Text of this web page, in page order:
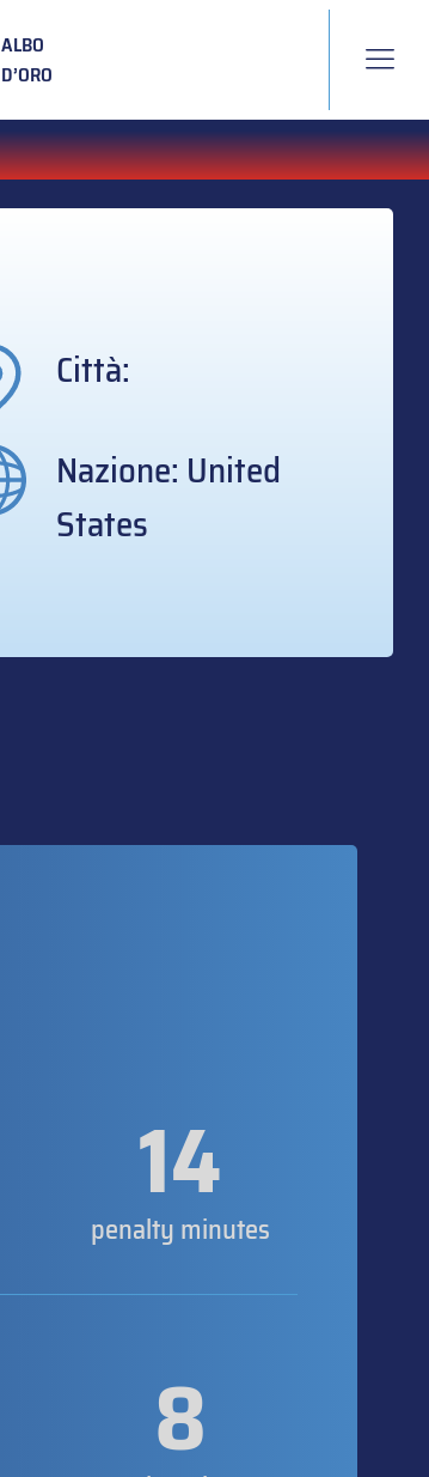
ALBO
D’ORO
Città:
Nazione: United
States
14
penalty minutes
8